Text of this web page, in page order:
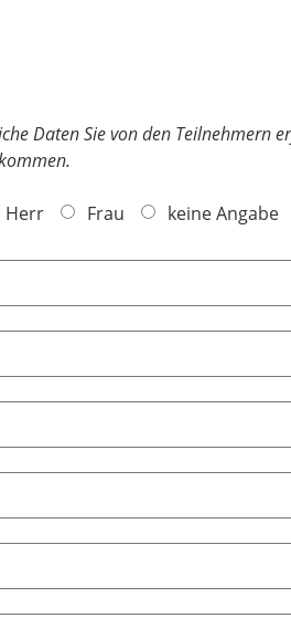
Daten Sie von den
Herr Frau keine Angabe